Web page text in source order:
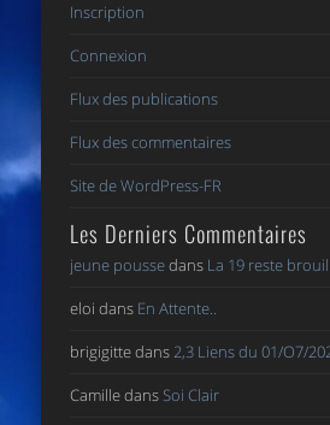
Inscription
Connexion
Flux des publications
Flux des commentaires
Site de WordPress-FR
Les Derniers Commentaires
jeune poussedans La 19 reste
eloi dans En Attente..
brigigittedans2,3 Liens du 01/O7/
CamilledansSoi Clair